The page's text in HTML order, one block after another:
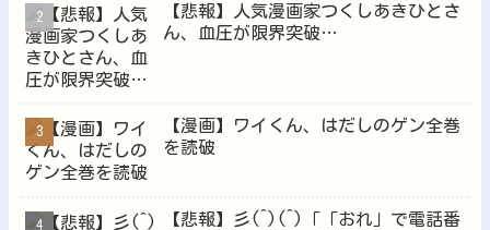
【悲報】人気漫画家つくしあきひとさ
ん、血圧が限界突破…
【漫画】ワイくん、はだしのゲン全巻
を読破
【悲報】彡(^)(^)「「おれ」で電話番